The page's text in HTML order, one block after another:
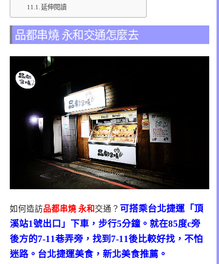
延伸閱讀
品都串燒 永和交通怎麼去
如何造訪品都串燒 永和 交通？ 可搭乘台北捷運「頂
溪站1號出口」下車，步行5分鐘。就在85度c旁
後方的7-11巷弄旁，找到7-11後比較好找，不怕
迷路。台北捷運美食，新北美食推薦。